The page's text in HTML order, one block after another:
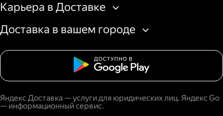
Карьера в Доставке
Доставка в вашем городе
Яндекс Доставка — услуги для юридических лиц. Яндекс Go
— информационный сервис.